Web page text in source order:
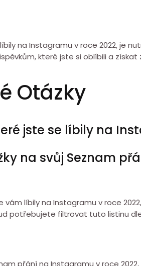
na Instagramu v roce 2022, je
které jste si oblíbili a získat
Otázky
jste se líbily na
na svůj Seznam
líbily na Instagramu v roce
potřebujete filtrovat tuto listinu
přání na Instagramu v roce